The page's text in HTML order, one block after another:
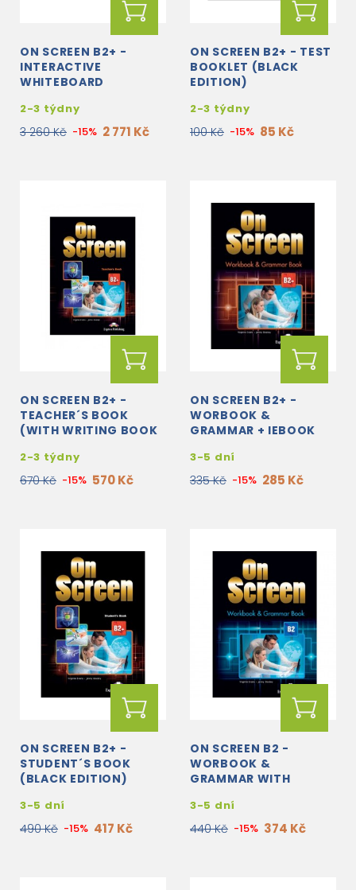
ON SCREEN B2+ -
INTERACTIVE
WHITEBOARD
EDITION)
2-3 týdny
3 260 Kč -15% 2 771 Kč
ON SCREEN B2+ - TEST
BOOKLET (BLACK
EDITION)
2-3 týdny
100 Kč -15% 85 Kč
ON SCREEN B2+ -
TEACHER´S BOOK
(WITH WRITING BOOK
EDITION)
2-3 týdny
670 Kč -15% 570 Kč
ON SCREEN B2+ -
WORBOOK &
GRAMMAR + IEBOOK
3-5 dní
335 Kč -15% 285 Kč
ON SCREEN B2+ -
STUDENT´S BOOK
(BLACK EDITION)
3-5 dní
490 Kč -15% 417 Kč
ON SCREEN B2 -
WORBOOK &
GRAMMAR WITH
IEBOOK (BLACK
EDITION)
3-5 dní
440 Kč -15% 374 Kč